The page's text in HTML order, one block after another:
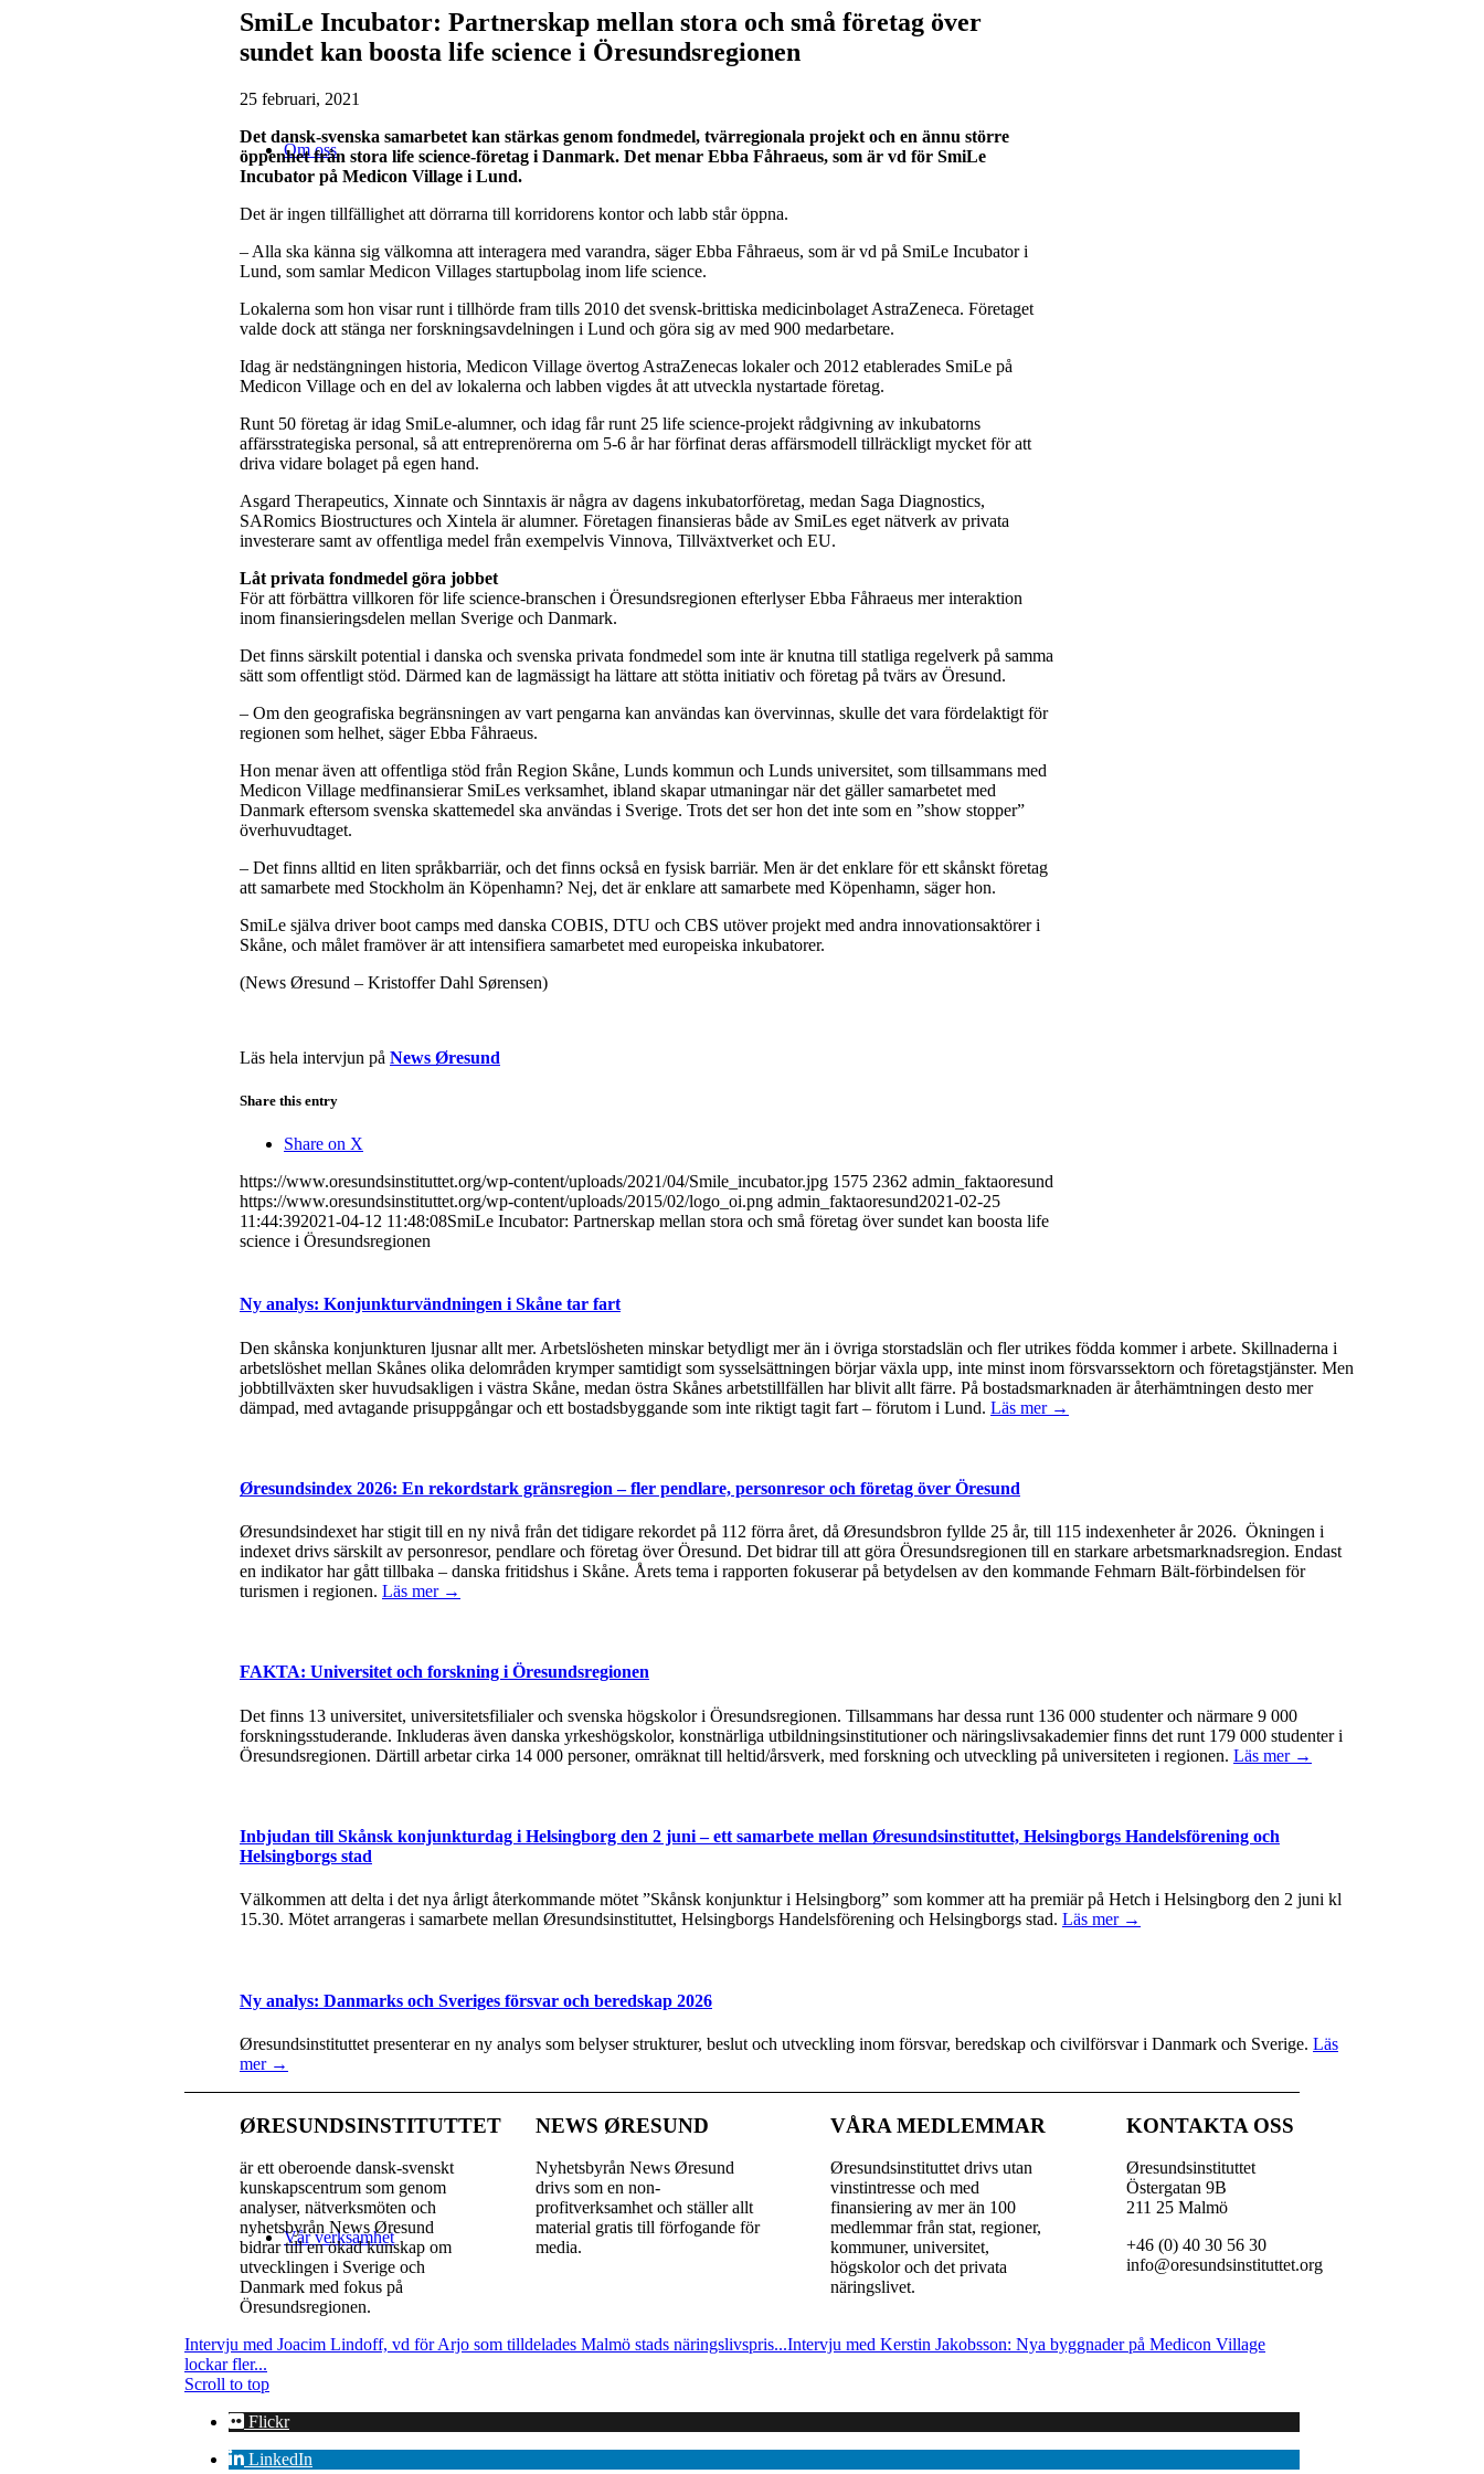
Om oss
Vår verksamhet
SmiLe Incubator: Partnerskap mellan stora och små företag över
sundet kan boosta life science i Öresundsregionen
25 februari, 2021
Det dansk-svenska samarbetet kan stärkas genom fondmedel, tvärregionala projekt och en ännu större
öppenhet från stora life science-företag i Danmark. Det menar Ebba Fåhraeus, som är vd för SmiLe
Incubator på Medicon Village i Lund.
Det är ingen tillfällighet att dörrarna till korridorens kontor och labb står öppna.
– Alla ska känna sig välkomna att interagera med varandra, säger Ebba Fåhraeus, som är vd på SmiLe Incubator i
Lund, som samlar Medicon Villages startupbolag inom life science.
Lokalerna som hon visar runt i tillhörde fram tills 2010 det svensk-brittiska medicinbolaget AstraZeneca. Företaget
valde dock att stänga ner forskningsavdelningen i Lund och göra sig av med 900 medarbetare.
Idag är nedstängningen historia, Medicon Village övertog AstraZenecas lokaler och 2012 etablerades SmiLe på
Medicon Village och en del av lokalerna och labben vigdes åt att utveckla nystartade företag.
Runt 50 företag är idag SmiLe-alumner, och idag får runt 25 life science-projekt rådgivning av inkubatorns
affärsstrategiska personal, så att entreprenörerna om 5-6 år har förfinat deras affärsmodell tillräckligt mycket för att
driva vidare bolaget på egen hand.
Asgard Therapeutics, Xinnate och Sinntaxis är några av dagens inkubatorföretag, medan Saga Diagnostics,
SARomics Biostructures och Xintela är alumner. Företagen finansieras både av SmiLes eget nätverk av privata
investerare samt av offentliga medel från exempelvis Vinnova, Tillväxtverket och EU.
Låt privata fondmedel göra jobbet
För att förbättra villkoren för life science-branschen i Öresundsregionen efterlyser Ebba Fåhraeus mer interaktion
inom finansieringsdelen mellan Sverige och Danmark.
Det finns särskilt potential i danska och svenska privata fondmedel som inte är knutna till statliga regelverk på samma
sätt som offentligt stöd. Därmed kan de lagmässigt ha lättare att stötta initiativ och företag på tvärs av Öresund.
– Om den geografiska begränsningen av vart pengarna kan användas kan övervinnas, skulle det vara fördelaktigt för
regionen som helhet, säger Ebba Fåhraeus.
Hon menar även att offentliga stöd från Region Skåne, Lunds kommun och Lunds universitet, som tillsammans med
Medicon Village medfinansierar SmiLes verksamhet, ibland skapar utmaningar när det gäller samarbetet med
Danmark eftersom svenska skattemedel ska användas i Sverige. Trots det ser hon det inte som en ”show stopper”
överhuvudtaget.
– Det finns alltid en liten språkbarriär, och det finns också en fysisk barriär. Men är det enklare för ett skånskt företag
att samarbete med Stockholm än Köpenhamn? Nej, det är enklare att samarbete med Köpenhamn, säger hon.
SmiLe själva driver boot camps med danska COBIS, DTU och CBS utöver projekt med andra innovationsaktörer i
Skåne, och målet framöver är att intensifiera samarbetet med europeiska inkubatorer.
(News Øresund – Kristoffer Dahl Sørensen)
Läs hela intervjun på News Øresund
Share this entry
Share on X
https://www.oresundsinstituttet.org/wp-content/uploads/2021/04/Smile_incubator.jpg 1575 2362 admin_faktaoresund
https://www.oresundsinstituttet.org/wp-content/uploads/2015/02/logo_oi.png admin_faktaoresund2021-02-25
11:44:392021-04-12 11:48:08SmiLe Incubator: Partnerskap mellan stora och små företag över sundet kan boosta life
science i Öresundsregionen
Ny analys: Konjunkturvändningen i Skåne tar fart
Den skånska konjunkturen ljusnar allt mer. Arbetslösheten minskar betydligt mer än i övriga storstadslän och fler utrikes födda kommer i arbete. Skillnaderna i
arbetslöshet mellan Skånes olika delområden krymper samtidigt som sysselsättningen börjar växla upp, inte minst inom försvarssektorn och företagstjänster. Men
jobbtillväxten sker huvudsakligen i västra Skåne, medan östra Skånes arbetstillfällen har blivit allt färre. På bostadsmarknaden är återhämtningen desto mer
dämpad, med avtagande prisuppgångar och ett bostadsbyggande som inte riktigt tagit fart – förutom i Lund. Läs mer →
Øresundsindex 2026: En rekordstark gränsregion – fler pendlare, personresor och företag över Öresund
Øresundsindexet har stigit till en ny nivå från det tidigare rekordet på 112 förra året, då Øresundsbron fyllde 25 år, till 115 indexenheter år 2026. Ökningen i
indexet drivs särskilt av personresor, pendlare och företag över Öresund. Det bidrar till att göra Öresundsregionen till en starkare arbetsmarknadsregion. Endast
en indikator har gått tillbaka – danska fritidshus i Skåne. Årets tema i rapporten fokuserar på betydelsen av den kommande Fehmarn Bält-förbindelsen för
turismen i regionen. Läs mer →
FAKTA: Universitet och forskning i Öresundsregionen
Det finns 13 universitet, universitetsfilialer och svenska högskolor i Öresundsregionen. Tillsammans har dessa runt 136 000 studenter och närmare 9 000
forskningsstuderande. Inkluderas även danska yrkeshögskolor, konstnärliga utbildningsinstitutioner och näringslivsakademier finns det runt 179 000 studenter i
Öresundsregionen. Därtill arbetar cirka 14 000 personer, omräknat till heltid/årsverk, med forskning och utveckling på universiteten i regionen. Läs mer →
Inbjudan till Skånsk konjunkturdag i Helsingborg den 2 juni – ett samarbete mellan Øresundsinstituttet, Helsingborgs Handelsförening och
Helsingborgs stad
Välkommen att delta i det nya årligt återkommande mötet ”Skånsk konjunktur i Helsingborg” som kommer att ha premiär på Hetch i Helsingborg den 2 juni kl
15.30. Mötet arrangeras i samarbete mellan Øresundsinstituttet, Helsingborgs Handelsförening och Helsingborgs stad. Läs mer →
Ny analys: Danmarks och Sveriges försvar och beredskap 2026
Øresundsinstituttet presenterar en ny analys som belyser strukturer, beslut och utveckling inom försvar, beredskap och civilförsvar i Danmark och Sverige. Läs
mer →
ØRESUNDSINSTITUTTET
är ett oberoende dansk-svenskt
kunskapscentrum som genom
analyser, nätverksmöten och
nyhetsbyrån News Øresund
bidrar till en ökad kunskap om
utvecklingen i Sverige och
Danmark med fokus på
Öresundsregionen.
NEWS ØRESUND
Nyhetsbyrån News Øresund
drivs som en non-
profitverksamhet och ställer allt
material gratis till förfogande för
media.
VÅRA MEDLEMMAR
Øresundsinstituttet drivs utan
vinst­intresse och med
finansiering av mer än 100
medlemmar från stat, regioner,
kommuner, universitet,
högskolor och det privata
näringslivet.
KONTAKTA OSS
Øresundsinstituttet
Östergatan 9B
211 25 Malmö
+46 (0) 40 30 56 30
info@oresundsinstituttet.org
Intervju med Joacim Lindoff, vd för Arjo som tilldelades Malmö stads näringslivspris...Intervju med Kerstin Jakobsson: Nya byggnader på Medicon Village
lockar fler...
Scroll to top
Flickr
LinkedIn